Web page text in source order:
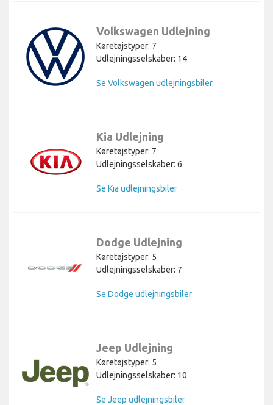
Volkswagen Udlejning
Køretøjstyper: 7
Udlejningsselskaber: 14
Se Volkswagen udlejningsbiler
Kia Udlejning
Køretøjstyper: 7
Udlejningsselskaber: 6
Se Kia udlejningsbiler
Dodge Udlejning
Køretøjstyper: 5
Udlejningsselskaber: 7
Se Dodge udlejningsbiler
Jeep Udlejning
Køretøjstyper: 5
Udlejningsselskaber: 10
Se Jeep udlejningsbiler